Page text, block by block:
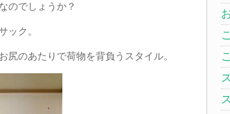
のでしょうか？
ック。
のあたりで荷物を背負うスタイル。